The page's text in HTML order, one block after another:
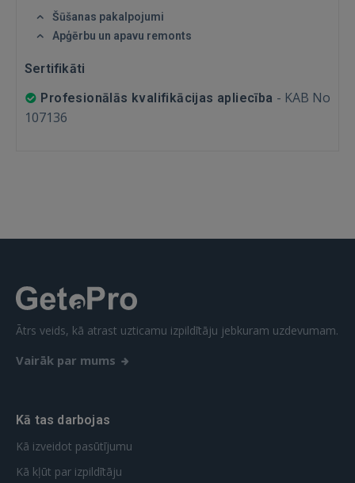
REĢISTRĀCIJA
Šūšanas pakalpojumi
Apģērbu un apavu remonts
Sertifikāti
Profesionālās kvalifikācijas apliecība - KAB No
107136
Ātrs veids, kā atrast uzticamu izpildītāju jebkuram uzdevumam.
Vairāk par mums
Kā tas darbojas
Kā izveidot pasūtījumu
Kā kļūt par izpildītāju